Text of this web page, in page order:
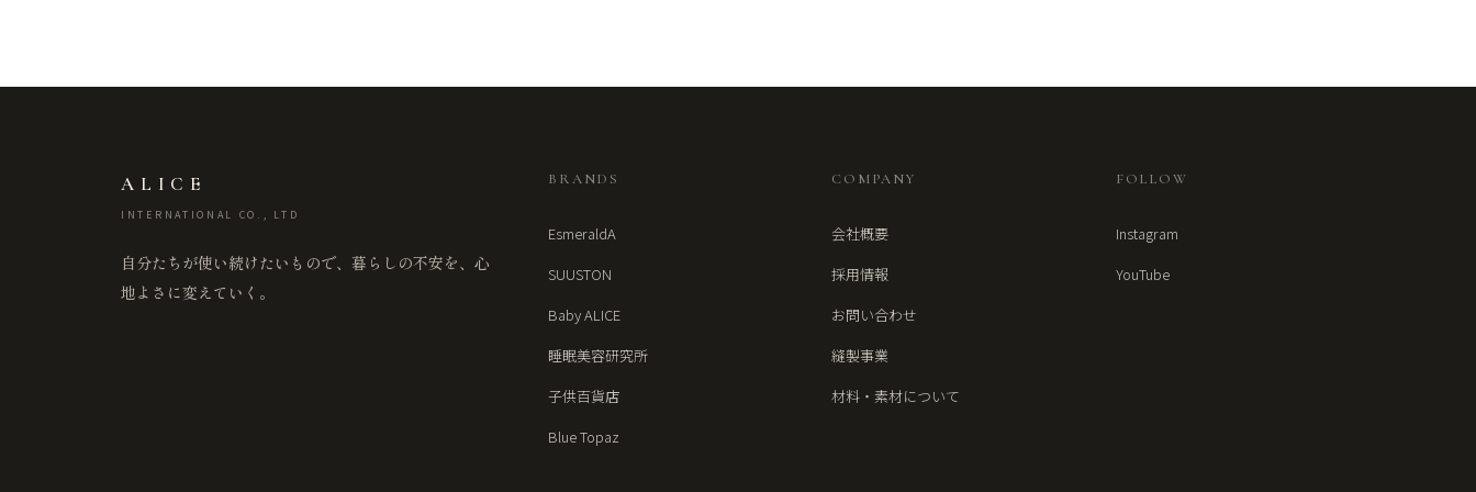
ALICE
INTERNATIONAL CO., LTD
自分たちが使い続けたいもので、暮らしの不安を、心
地よさに変えていく。
BRANDS
EsmeraldA
SUUSTON
Baby ALICE
睡眠美容研究所
子供百貨店
Blue Topaz
COMPANY
会社概要
採用情報
お問い合わせ
縫製事業
材料・素材について
FOLLOW
Instagram
YouTube